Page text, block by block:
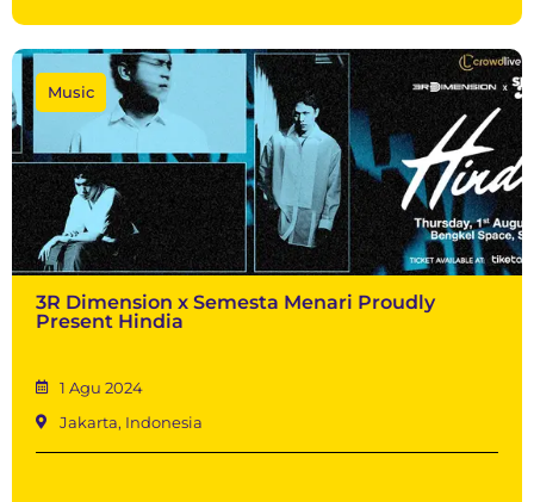
Music
3R Dimension x Semesta Menari Proudly
Present Hindia
1 Agu 2024
Jakarta, Indonesia